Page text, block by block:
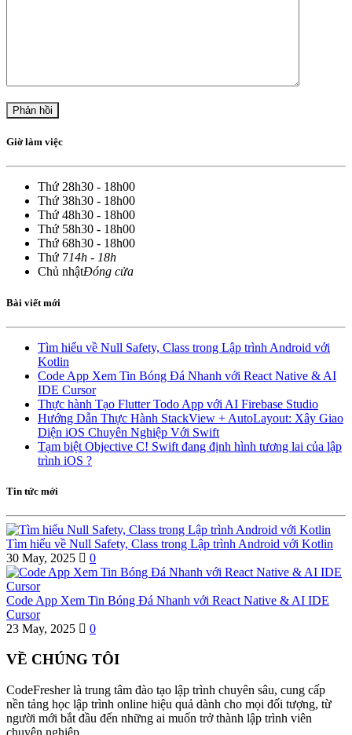
Giờ làm việc
Thứ 28h30 - 18h00
Thứ 38h30 - 18h00
Thứ 48h30 - 18h00
Thứ 58h30 - 18h00
Thứ 68h30 - 18h00
Thứ 714h - 18h
Chủ nhậtĐóng cửa
Bài viết mới
Tìm hiểu về Null Safety, Class trong Lập trình Android với
Kotlin
Code App Xem Tin Bóng Đá Nhanh với React Native & AI
IDE Cursor
Thực hành Tạo Flutter Todo App với AI Firebase Studio
Hướng Dẫn Thực Hành StackView + AutoLayout: Xây Giao
Diện iOS Chuyên Nghiệp Với Swift
Tạm biệt Objective C! Swift đang định hình tương lai của lập
trình iOS ?
Tin tức mới
Tìm hiểu về Null Safety, Class trong Lập trình Android với Kotlin
30 May, 2025
0
Code App Xem Tin Bóng Đá Nhanh với React Native & AI IDE
Cursor
23 May, 2025
0
VỀ CHÚNG TÔI
CodeFresher là trung tâm đào tạo lập trình chuyên sâu, cung cấp
nền tảng học lập trình online hiệu quả dành cho mọi đối tượng, từ
người mới bắt đầu đến những ai muốn trở thành lập trình viên
chuyên nghiệp.